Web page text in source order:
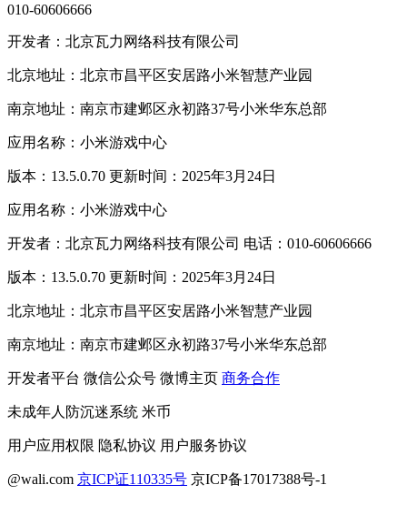
010-60606666
开发者：北京瓦力网络科技有限公司
北京地址：北京市昌平区安居路小米智慧产业园
南京地址：南京市建邺区永初路37号小米华东总部
应用名称：小米游戏中心
版本：13.5.0.70 更新时间：2025年3月24日
应用名称：小米游戏中心
开发者：北京瓦力网络科技有限公司 电话：010-60606666
版本：13.5.0.70 更新时间：2025年3月24日
北京地址：北京市昌平区安居路小米智慧产业园
南京地址：南京市建邺区永初路37号小米华东总部
开发者平台 微信公众号 微博主页 商务合作
未成年人防沉迷系统 米币
用户应用权限 隐私协议 用户服务协议
@wali.com 京ICP证110335号 京ICP备17017388号-1